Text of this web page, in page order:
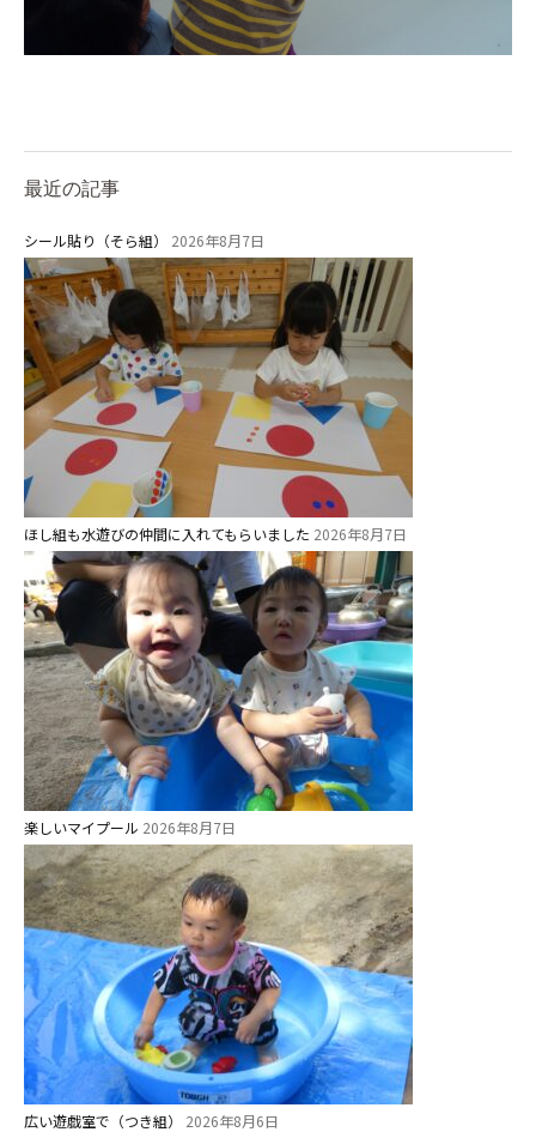
最近の記事
シール貼り（そら組） 2026年8月7日
ほし組も水遊びの仲間に入れてもらいました 2026年8月7日
楽しいマイプール 2026年8月7日
広い遊戯室で（つき組） 2026年8月6日
安⼼・安全対策
理事長のことば
教育と保育
美⽊多幼稚園の理想
園の1⽇
年間⾏事
預かり保育［ヒラソル ]
美⽊多チコス
美⽊多チコスについて
美⽊多チコスブログ
未就園児クラス
0歳親子登園［マカロンクラス ]
1歳・2歳親子登園［マリポサクラ
ス ]
2歳児ひとり登園［ゆず組 ]
グループ施設・
関係先リンク
学校法⼈鴨⾕学園 鳳幼稚園
学校法⼈諏訪森学園 諏訪森幼稚
園
⼤阪府私⽴幼稚園連盟
社会福祉法人野田福祉会